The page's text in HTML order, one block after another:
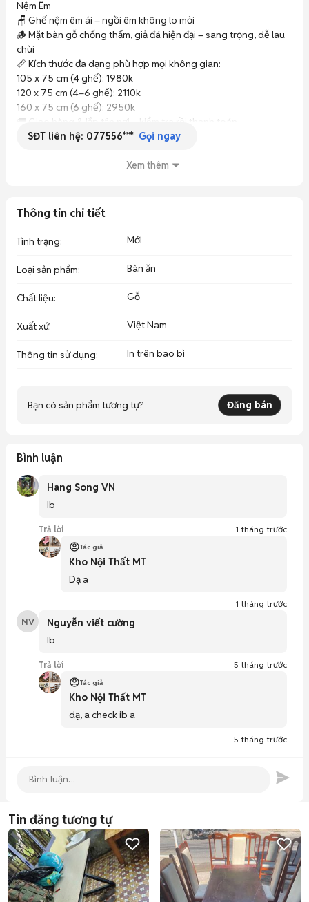
Nệm Êm
🪑 Ghế nệm êm ái – ngồi êm không lo mỏi
🪵 Mặt bàn gỗ chống thấm, giả đá hiện đại – sang trọng, dễ lau
chùi
📏 Kích thước đa dạng phù hợp mọi không gian:
105 x 75 cm (4 ghế): 1980k
120 x 75 cm (4–6 ghế): 2110k
160 x 75 cm (6 ghế): 2950k
🚚 Giao hàng & lắp tận nơi – kiểm tra rồi thanh toán
📩 Inbox để được tư vấn mẫu và xem ảnh thực tế
SĐT liên hệ: 077556*** Gọi ngay
Xem thêm
Thông tin chi tiết
Tình trạng: Mới
Loại sản phẩm: Bàn ăn
Chất liệu: Gỗ
Xuất xứ: Việt Nam
Thông tin sử dụng: In trên bao bì
Bạn có sản phẩm tương tự? Đăng bán
Bình luận
Hang Song VN
Ib
Trả lời 1 tháng trước
Tác giả
Kho Nội Thất MT
Dạ a
1 tháng trước
NV
Nguyễn viết cường
Ib
Trả lời 5 tháng trước
Tác giả
Kho Nội Thất MT
dạ, a check ib a
5 tháng trước
Tin đăng tương tự